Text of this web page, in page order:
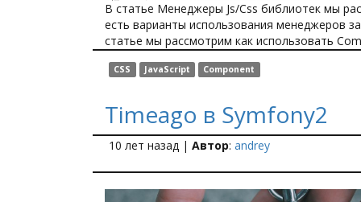
В статье Менеджеры Js/Css библиотек мы
есть варианты использования менеджеров
статье мы рассмотрим как использовать
CSS JavaScript Component
Timeago в Symfony2
10 лет назад | Автор: andrey